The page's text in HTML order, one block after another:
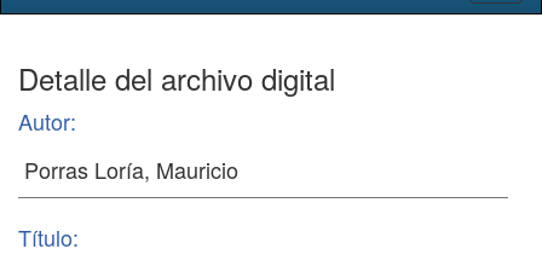
Detalle del archivo digital
Autor:
Título: